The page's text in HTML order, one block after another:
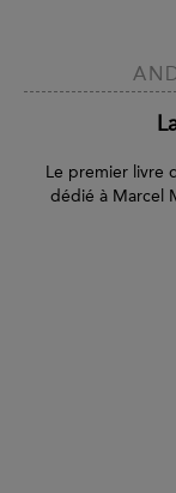
Le premier livre
dédié à Marcel